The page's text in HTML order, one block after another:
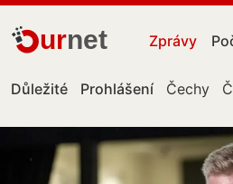
urnet Zprávy
Důležité Prohlášení Čechy